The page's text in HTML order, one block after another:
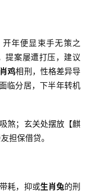
开年便显束手无策之
提案屡遭打压，建议
鸡相刑，性格差异导
临分居，下半年转机
煞；玄关处摆放【麒
担保借贷。
耗，抑或生肖兔的刑